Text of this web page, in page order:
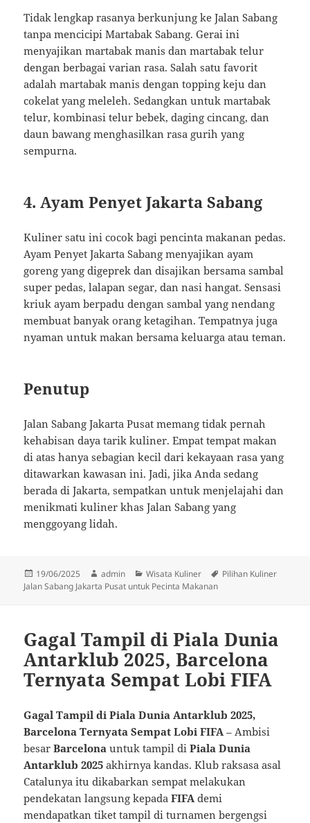
Tidak lengkap rasanya berkunjung ke Jalan Sabang
tanpa mencicipi Martabak Sabang. Gerai ini
menyajikan martabak manis dan martabak telur
dengan berbagai varian rasa. Salah satu favorit
adalah martabak manis dengan topping keju dan
cokelat yang meleleh. Sedangkan untuk martabak
telur, kombinasi telur bebek, daging cincang, dan
daun bawang menghasilkan rasa gurih yang
sempurna.
4. Ayam Penyet Jakarta Sabang
Kuliner satu ini cocok bagi pencinta makanan pedas.
Ayam Penyet Jakarta Sabang menyajikan ayam
goreng yang digeprek dan disajikan bersama sambal
super pedas, lalapan segar, dan nasi hangat. Sensasi
kriuk ayam berpadu dengan sambal yang nendang
membuat banyak orang ketagihan. Tempatnya juga
nyaman untuk makan bersama keluarga atau teman.
Penutup
Jalan Sabang Jakarta Pusat memang tidak pernah
kehabisan daya tarik kuliner. Empat tempat makan
di atas hanya sebagian kecil dari kekayaan rasa yang
ditawarkan kawasan ini. Jadi, jika Anda sedang
berada di Jakarta, sempatkan untuk menjelajahi dan
menikmati kuliner khas Jalan Sabang yang
menggoyang lidah.
Diposkan
pada
19/06/2025 Penulis
admin Kategori
Wisata Kuliner Tag
Pilihan Kuliner
Jalan Sabang Jakarta Pusat untuk Pecinta Makanan
Gagal Tampil di Piala Dunia
Antarklub 2025, Barcelona
Ternyata Sempat Lobi FIFA
Gagal Tampil di Piala Dunia Antarklub 2025,
Barcelona Ternyata Sempat Lobi FIFA – Ambisi
besarBarcelona untuk tampil diPiala Dunia
Antarklub 2025 akhirnya kandas. Klub raksasa asal
Catalunya itu dikabarkan sempat melakukan
pendekatan langsung kepadaFIFA demi
mendapatkan tiket tampil di turnamen bergengsi